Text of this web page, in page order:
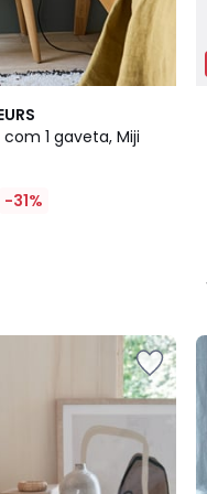
1 gaveta, Miji
-31%